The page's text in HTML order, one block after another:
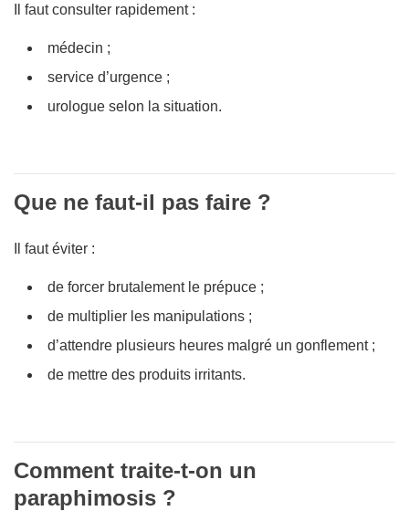
Il faut consulter rapidement :
médecin ;
service d’urgence ;
urologue selon la situation.
Que ne faut-il pas faire ?
Il faut éviter :
de forcer brutalement le prépuce ;
de multiplier les manipulations ;
d’attendre plusieurs heures malgré un gonflement ;
de mettre des produits irritants.
Comment traite-t-on un
paraphimosis ?